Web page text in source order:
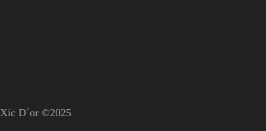
Xic D´or ©2025